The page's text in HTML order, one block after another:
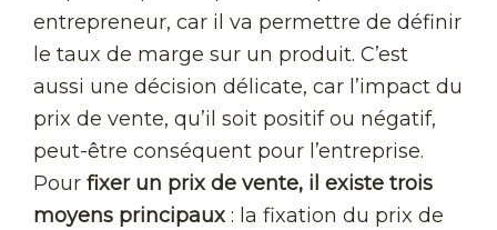
entrepreneur, car il va permettre de définir
le taux de marge sur un produit. C’est
aussi une décision délicate, car l’impact du
prix de vente, qu’il soit positif ou négatif,
peut-être conséquent pour l’entreprise.
Pour fixer un prix de vente, il existe trois
moyens principaux : la fixation du prix de